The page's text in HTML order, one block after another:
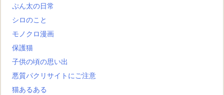
ぷん太の日常
シロのこと
モノクロ漫画
保護猫
子供の頃の思い出
悪質パクリサイトにご注意
猫あるある